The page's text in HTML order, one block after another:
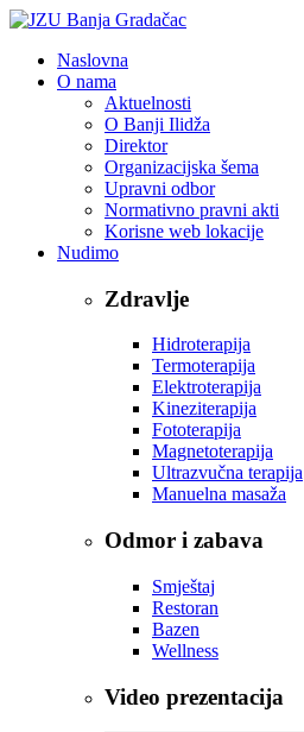
Naslovna
O nama
Aktuelnosti
O Banji Ilidža
Direktor
Organizacijska šema
Upravni odbor
Normativno pravni akti
Korisne web lokacije
Nudimo
Zdravlje
Hidroterapija
Termoterapija
Elektroterapija
Kineziterapija
Fototerapija
Magnetoterapija
Ultrazvučna terapija
Manuelna masaža
Odmor i zabava
Smještaj
Restoran
Bazen
Wellness
Video prezentacija